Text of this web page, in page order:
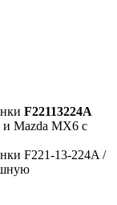
F22113224A
и Mazda MX6 с
F221-13-224A /